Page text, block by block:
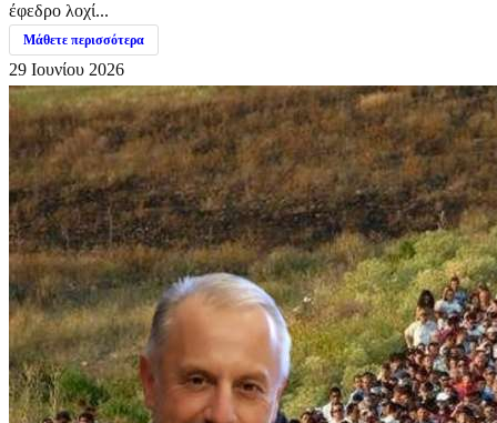
έφεδρο λοχί...
Μάθετε περισσότερα
29 Ιουνίου 2026